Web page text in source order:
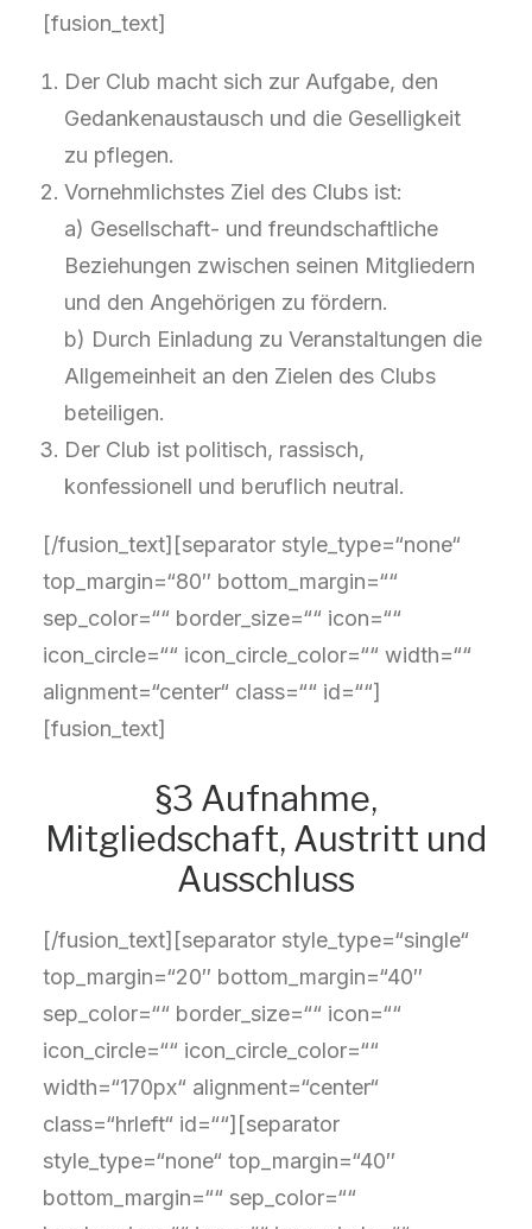
[fusion_text]
Der Club macht sich zur Aufgabe, den
Gedankenaustausch und die Geselligkeit
zu pflegen.
Vornehmlichstes Ziel des Clubs ist:
a) Gesellschaft- und freundschaftliche
Beziehungen zwischen seinen Mitgliedern
und den Angehörigen zu fördern.
b) Durch Einladung zu Veranstaltungen die
Allgemeinheit an den Zielen des Clubs
beteiligen.
Der Club ist politisch, rassisch,
konfessionell und beruflich neutral.
[/fusion_text][separator style_type=“none“
top_margin=“80″ bottom_margin=““
sep_color=““ border_size=““ icon=““
icon_circle=““ icon_circle_color=““ width=““
alignment=“center“ class=““ id=““]
[fusion_text]
§3 Aufnahme,
Mitgliedschaft, Austritt und
Ausschluss
[/fusion_text][separator style_type=“single“
top_margin=“20″ bottom_margin=“40″
sep_color=““ border_size=““ icon=““
icon_circle=““ icon_circle_color=““
width=“170px“ alignment=“center“
class=“hrleft“ id=““][separator
style_type=“none“ top_margin=“40″
bottom_margin=““ sep_color=““